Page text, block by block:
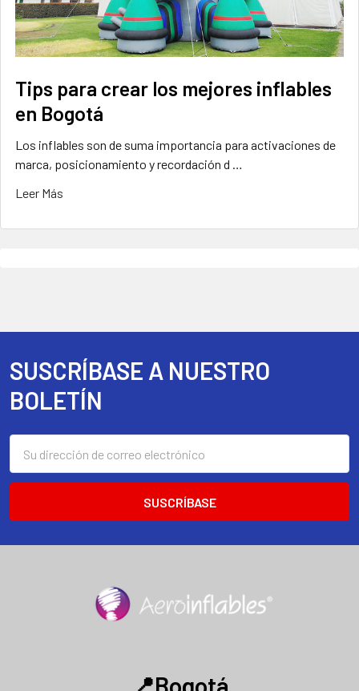
Tips para crear los mejores inflables
en Bogotá
Los inflables son de suma importancia para activaciones de
marca, posicionamiento y recordación d …
Leer Más
Footer
SUSCRÍBASE A NUESTRO
BOLETÍN
correo